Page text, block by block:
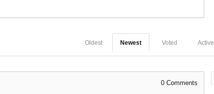
Active
Voted
Newest
Oldest
0 Comments